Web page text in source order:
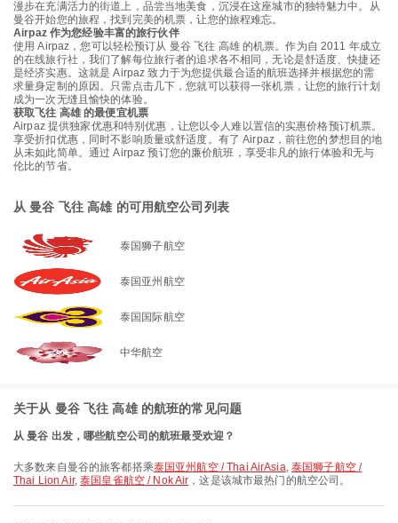
漫步在充满活力的街道上，品尝当地美食，沉浸在这座城市的独特魅力中。从
曼谷开始您的旅程，找到完美的机票，让您的旅程难忘。
Airpaz 作为您经验丰富的旅行伙伴
使用 Airpaz，您可以轻松预订从 曼谷 飞往 高雄 的机票。作为自 2011 年成立
的在线旅行社，我们了解每位旅行者的追求各不相同，无论是舒适度、快捷还
是经济实惠。这就是 Airpaz 致力于为您提供最合适的航班选择并根据您的需
求量身定制的原因。只需点击几下，您就可以获得一张机票，让您的旅行计划
成为一次无缝且愉快的体验。
获取飞往 高雄 的最便宜机票
Airpaz 提供独家优惠和特别优惠，让您以令人难以置信的实惠价格预订机票。
享受折扣优惠，同时不影响质量或舒适度。有了 Airpaz，前往您的梦想目的地
从未如此简单。通过 Airpaz 预订您的廉价航班，享受非凡的旅行体验和无与
伦比的节省。
从 曼谷 飞往 高雄 的可用航空公司列表
泰国狮子航空
泰国亚州航空
泰国国际航空
中华航空
关于从 曼谷 飞往 高雄 的航班的常见问题
从 曼谷 出发，哪些航空公司的航班最受欢迎？
大多数来自曼谷的旅客都搭乘泰国亚州航空 / Thai AirAsia,泰国狮子航空 /
Thai Lion Air,泰国皇雀航空 / Nok Air ，这是该城市最热门的航空公司。